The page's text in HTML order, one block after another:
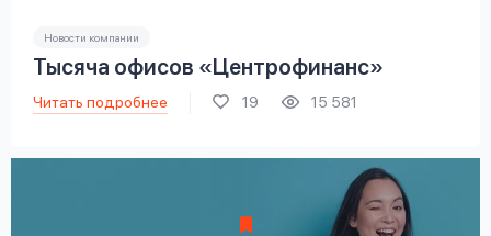
Новости компании
Тысяча офисов «Центрофинанс»
Читать подробнее 19 15 581